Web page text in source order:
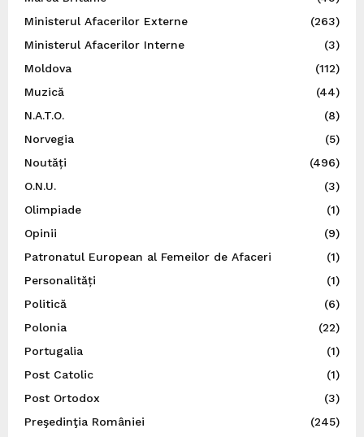
Ministerul Afacerilor Externe
(263)
Ministerul Afacerilor Interne
(3)
Moldova
(112)
Muzică
(44)
N.A.T.O.
(8)
Norvegia
(5)
Noutăți
(496)
O.N.U.
(3)
Olimpiade
(1)
Opinii
(9)
Patronatul European al Femeilor de Afaceri
(1)
Personalități
(1)
Politică
(6)
Polonia
(22)
Portugalia
(1)
Post Catolic
(1)
Post Ortodox
(3)
Preşedinţia României
(245)